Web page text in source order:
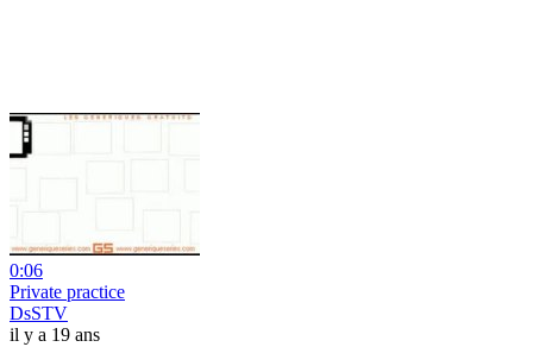
0:06
Private practice
DsSTV
il y a 19 ans